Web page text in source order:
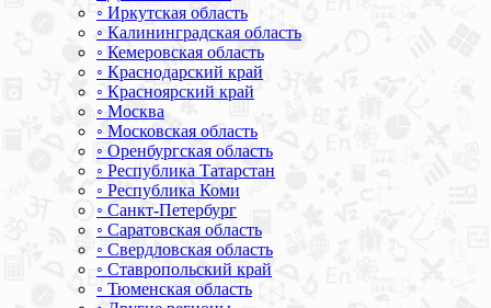
◦ Иркутская область
◦ Калининградская область
◦ Кемеровская область
◦ Краснодарский край
◦ Красноярский край
◦ Москва
◦ Московская область
◦ Оренбургская область
◦ Республика Татарстан
◦ Республика Коми
◦ Санкт-Петербург
◦ Саратовская область
◦ Свердловская область
◦ Ставропольский край
◦ Тюменская область